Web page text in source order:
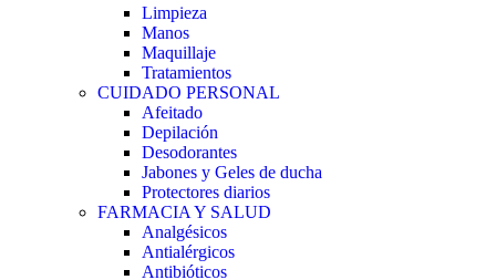
Limpieza
Manos
Maquillaje
Tratamientos
CUIDADO PERSONAL
Afeitado
Depilación
Desodorantes
Jabones y Geles de ducha
Protectores diarios
FARMACIA Y SALUD
Analgésicos
Antialérgicos
Antibióticos